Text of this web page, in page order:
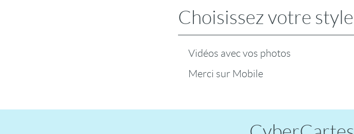
Choisissez votre style
Vidéos avec vos photos
Merci sur Mobile